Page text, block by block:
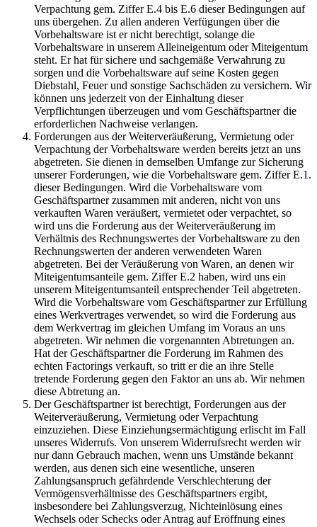
Verpachtung gem. Ziffer E.4 bis E.6 dieser Bedingungen auf
uns übergehen. Zu allen anderen Verfügungen über die
Vorbehaltsware ist er nicht berechtigt, solange die
Vorbehaltsware in unserem Alleineigentum oder Miteigentum
steht. Er hat für sichere und sachgemäße Verwahrung zu
sorgen und die Vorbehaltsware auf seine Kosten gegen
Diebstahl, Feuer und sonstige Sachschäden zu versichern. Wir
können uns jederzeit von der Einhaltung dieser
Verpflichtungen überzeugen und vom Geschäftspartner die
erforderlichen Nachweise verlangen.
Forderungen aus der Weiterveräußerung, Vermietung oder
Verpachtung der Vorbehaltsware werden bereits jetzt an uns
abgetreten. Sie dienen in demselben Umfange zur Sicherung
unserer Forderungen, wie die Vorbehaltsware gem. Ziffer E.1.
dieser Bedingungen. Wird die Vorbehaltsware vom
Geschäftspartner zusammen mit anderen, nicht von uns
verkauften Waren veräußert, vermietet oder verpachtet, so
wird uns die Forderung aus der Weiterveräußerung im
Verhältnis des Rechnungswertes der Vorbehaltsware zu den
Rechnungswerten der anderen verwendeten Waren
abgetreten. Bei der Veräußerung von Waren, an denen wir
Miteigentumsanteile gem. Ziffer E.2 haben, wird uns ein
unserem Miteigentumsanteil entsprechender Teil abgetreten.
Wird die Vorbehaltsware vom Geschäftspartner zur Erfüllung
eines Werkvertrages verwendet, so wird die Forderung aus
dem Werkvertrag im gleichen Umfang im Voraus an uns
abgetreten. Wir nehmen die vorgenannten Abtretungen an.
Hat der Geschäftspartner die Forderung im Rahmen des
echten Factorings verkauft, so tritt er die an ihre Stelle
tretende Forderung gegen den Faktor an uns ab. Wir nehmen
diese Abtretung an.
Der Geschäftspartner ist berechtigt, Forderungen aus der
Weiterveräußerung, Vermietung oder Verpachtung
einzuziehen. Diese Einziehungsermächtigung erlischt im Fall
unseres Widerrufs. Von unserem Widerrufsrecht werden wir
nur dann Gebrauch machen, wenn uns Umstände bekannt
werden, aus denen sich eine wesentliche, unseren
Zahlungsanspruch gefährdende Verschlechterung der
Vermögensverhältnisse des Geschäftspartners ergibt,
insbesondere bei Zahlungsverzug, Nichteinlösung eines
Wechsels oder Schecks oder Antrag auf Eröffnung eines